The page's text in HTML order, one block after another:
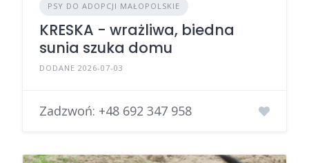
PSY DO ADOPCJI MAŁOPOLSKIE
KRESKA - wrażliwa, biedna
sunia szuka domu
DODANE 2026-07-03
Zadzwoń: +48 692 347 958